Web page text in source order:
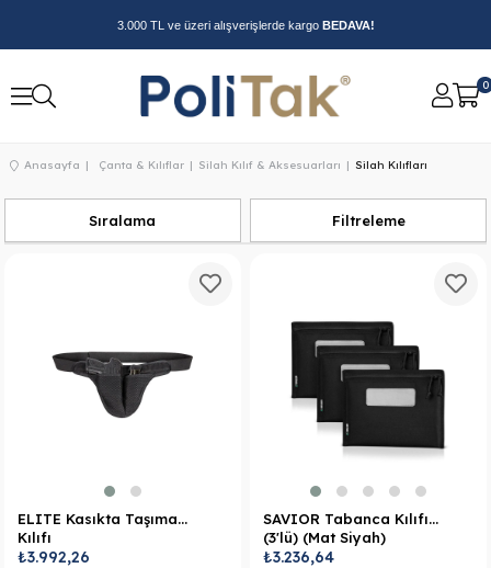
3.000 TL ve üzeri alışverişlerde kargo BEDAVA!
0
Anasayfa Çanta & Kılıflar Silah Kılıf & Aksesuarları Silah Kılıfları
Filtreleme
Sıralama
ELITE Kasıkta Taşıma
Kılıfı
₺3.992,26
SAVIOR Tabanca Kılıfı
(3'lü) (Mat Siyah)
₺3.236,64